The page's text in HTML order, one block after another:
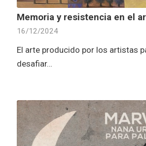
Memoria y resistencia en el
16/12/2024
El arte producido por los artistas
desafiar…